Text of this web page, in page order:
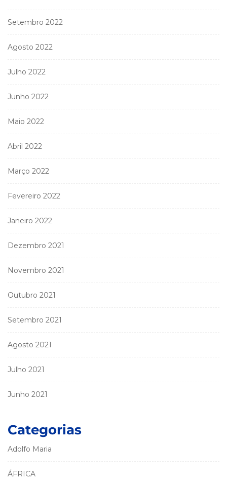
Setembro 2022
Agosto 2022
Julho 2022
Junho 2022
Maio 2022
Abril 2022
Março 2022
Fevereiro 2022
Janeiro 2022
Dezembro 2021
Novembro 2021
Outubro 2021
Setembro 2021
Agosto 2021
Julho 2021
Junho 2021
Categorias
Adolfo Maria
ÁFRICA